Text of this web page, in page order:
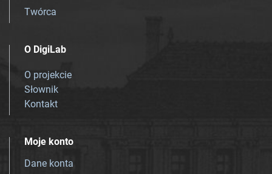
Twórca
O DigiLab
O projekcie
Słownik
Kontakt
Moje konto
Dane konta